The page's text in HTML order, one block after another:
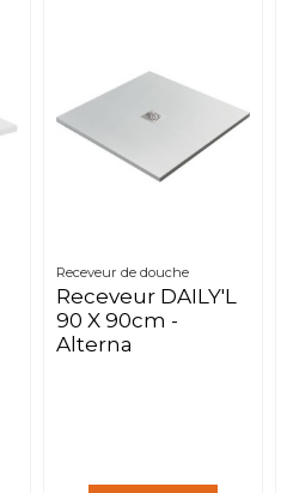
Receveur de douche
Receveur DAILY'L
90 X 90cm -
Alterna